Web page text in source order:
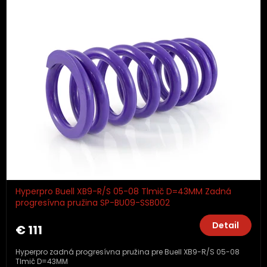
Hyperpro Buell XB9-R/S 05-08 Tlmič D=43MM Zadná
progresívna pružina SP-BU09-SSB002
€ 111 Detail
Hyperpro zadná progresívna pružina pre Buell XB9-R/S 05-08
Tlmič D=43MM